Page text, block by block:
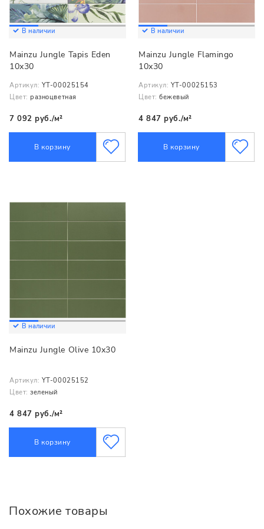
В наличии
Mainzu Jungle Tapis Eden
10х30
Артикул: YT-00025154
Цвет: разноцветная
7 092 руб./м²
В корзину
В наличии
Mainzu Jungle Flamingo
10х30
Артикул: YT-00025153
Цвет: бежевый
4 847 руб./м²
В корзину
В наличии
Mainzu Jungle Olive 10х30
Артикул: YT-00025152
Цвет: зеленый
4 847 руб./м²
В корзину
Похожие товары